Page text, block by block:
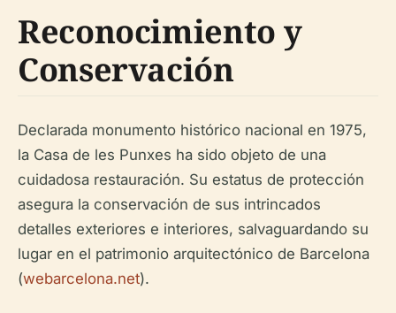
Reconocimiento y
Conservación
Declarada monumento histórico nacional en 1975,
la Casa de les Punxes ha sido objeto de una
cuidadosa restauración. Su estatus de protección
asegura la conservación de sus intrincados
detalles exteriores e interiores, salvaguardando su
lugar en el patrimonio arquitectónico de Barcelona
(webarcelona.net).